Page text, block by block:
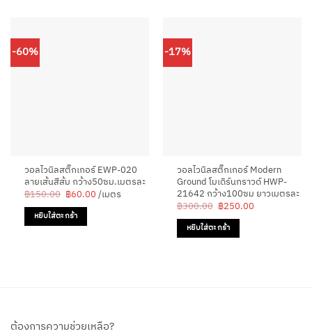
-60%
วอลไวนิลสติ๊กเกอร์ EWP-020
ลายเส้นสีส้ม กว้าง50ซม.เมตรละ
฿150.00 Original
price
was:
฿150.00.
฿60.00Current
price
/เมตร
หยิบใส่ตะกร้า
-17%
วอลไวนิลสติ๊กเกอร์ Modern
Ground โมเดิร์นกราวด์ HWP-
21642 กว้าง100ซม ยาวเมตรละ
฿300.00 Original
price
was:
฿300.00.
฿250.00Current
หยิบใส่ตะกร้า
ต้องการความช่วยเหลือ?